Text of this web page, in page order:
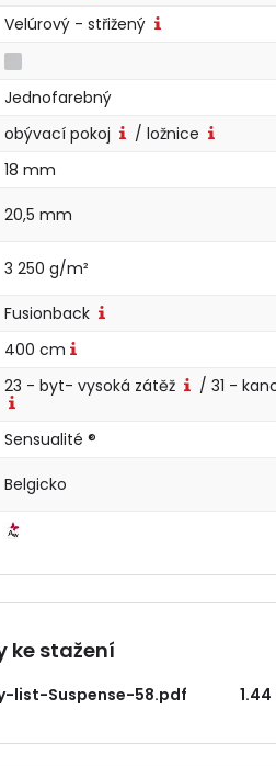
Velúrový - střižený
Jednofarebný
obývací pokoj
/ ložnice
18 mm
20,5 mm
3 250 g/m²
Fusionback
400 cm
23 - byt- vysoká zátěž / 31 -
Sensualité ®
Belgicko
ke stažení
list-Suspense-58.pdf 1.44